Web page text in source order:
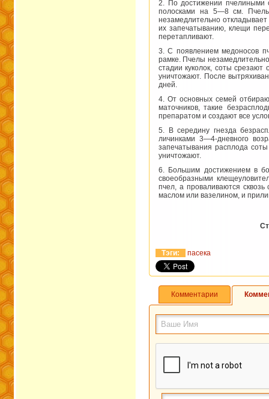
2. По достижении пчелиными
полосками на 5—8 см. Пчелы
незамедлительно
их запечатыванию, клещи
перетапливают.
3. С появлением медоносов
рамке. Пчелы
стадии куколок, соты
уничтожают. После
дней.
4. От основных семей
маточников, такие
препаратом и создают все
5. В середину гнезда
личинками 3—4-дневного
запечатывания расплода
уничтожают.
6. Большим достижением в
своеобразными
пчел, а проваливаются
маслом или вазелином, и
Тэги: пасека
Комментарии